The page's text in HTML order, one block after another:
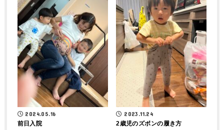
2024.05.16
前日入院
2023.11.24
2歳児のズボンの履き方